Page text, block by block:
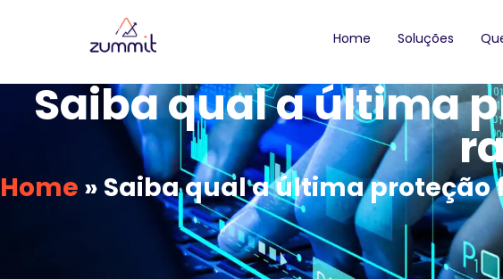
Home Soluções
Saiba qual a última
Home » Saiba qual a última